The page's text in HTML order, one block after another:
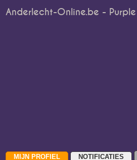
Anderlecht-Online.be - Purple